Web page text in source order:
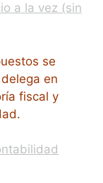
a la vez (sin
se
en
fiscal y